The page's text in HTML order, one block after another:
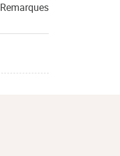
Remarques